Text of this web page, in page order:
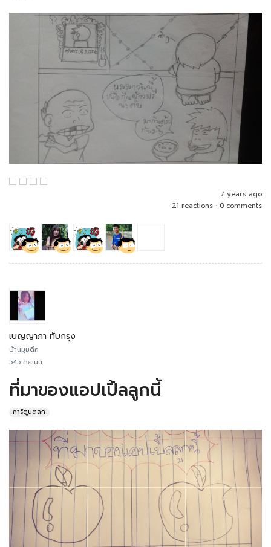
7 years ago
21 reactions • 0 comments
เบญญาภา ทับกรุง
บ้านมุมตึก
545 คะแนน
ที่มาของแอปเปิ้ลลูกนี้
การ์ตูนตลก